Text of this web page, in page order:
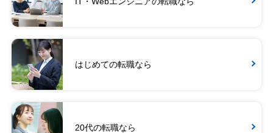
はじめての転職なら
20代の転職なら